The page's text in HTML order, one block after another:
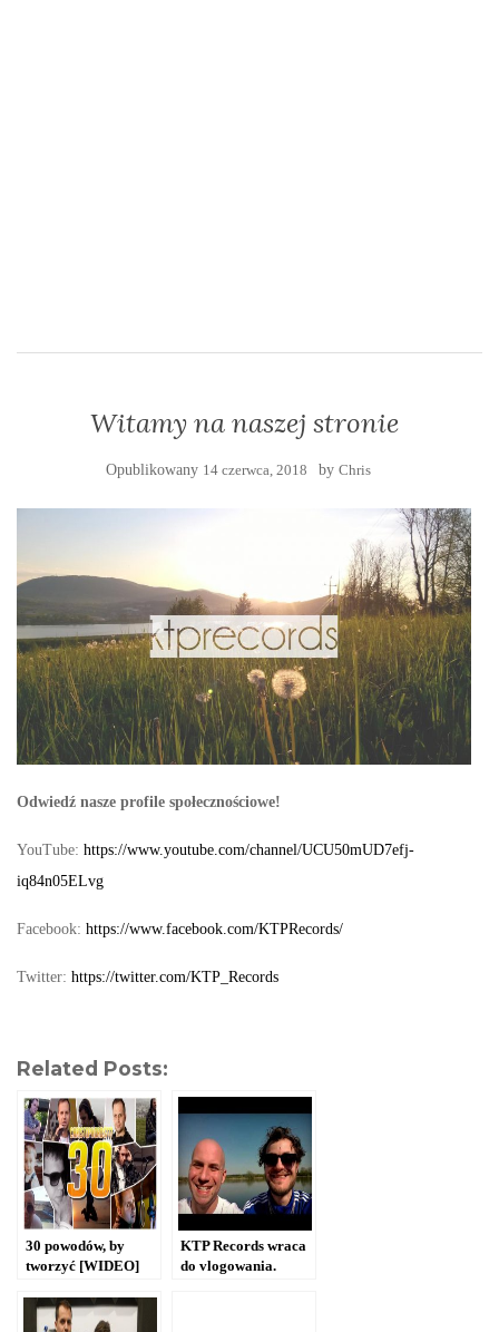
Witamy na naszej stronie
Opublikowany 14 czerwca, 2018 by Chris
Odwiedź nasze profile społecznościowe!
YouTube: https://www.youtube.com/channel/UCU50mUD7efj-
iq84n05ELvg
Facebook: https://www.facebook.com/KTPRecords/
Twitter: https://twitter.com/KTP_Records
Related Posts:
30 powodów, by
tworzyć [WIDEO]
KTP Records wraca
do vlogowania.